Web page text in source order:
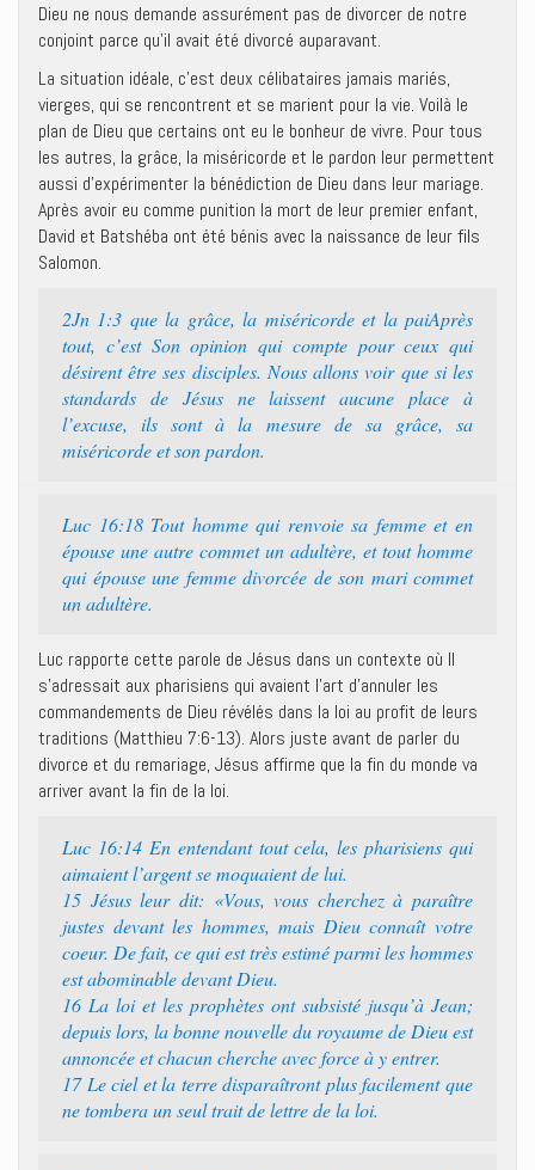
Dieu ne nous demande assurément pas de divorcer de notre
conjoint parce qu’il avait été divorcé auparavant.
La situation idéale, c’est deux célibataires jamais mariés,
vierges, qui se rencontrent et se marient pour la vie. Voilà le
plan de Dieu que certains ont eu le bonheur de vivre. Pour tous
les autres, la grâce, la miséricorde et le pardon leur permettent
aussi d’expérimenter la bénédiction de Dieu dans leur mariage.
Après avoir eu comme punition la mort de leur premier enfant,
David et Batshéba ont été bénis avec la naissance de leur fils
Salomon.
2Jn 1:3 que la grâce, la miséricorde et la paiAprès
tout, c’est Son opinion qui compte pour ceux qui
désirent être ses disciples. Nous allons voir que si les
standards de Jésus ne laissent aucune place à
l’excuse, ils sont à la mesure de sa grâce, sa
miséricorde et son pardon.
Luc 16:18 Tout homme qui renvoie sa femme et en
épouse une autre commet un adultère, et tout homme
qui épouse une femme divorcée de son mari commet
un adultère.
Luc rapporte cette parole de Jésus dans un contexte où Il
s’adressait aux pharisiens qui avaient l’art d’annuler les
commandements de Dieu révélés dans la loi au profit de leurs
traditions (Matthieu 7:6-13). Alors juste avant de parler du
divorce et du remariage, Jésus affirme que la fin du monde va
arriver avant la fin de la loi.
Luc 16:14 En entendant tout cela, les pharisiens qui
aimaient l’argent se moquaient de lui.
15 Jésus leur dit: «Vous, vous cherchez à paraître
justes devant les hommes, mais Dieu connaît votre
coeur. De fait, ce qui est très estimé parmi les hommes
est abominable devant Dieu.
16 La loi et les prophètes ont subsisté jusqu’à Jean;
depuis lors, la bonne nouvelle du royaume de Dieu est
annoncée et chacun cherche avec force à y entrer.
17 Le ciel et la terre disparaîtront plus facilement que
ne tombera un seul trait de lettre de la loi.